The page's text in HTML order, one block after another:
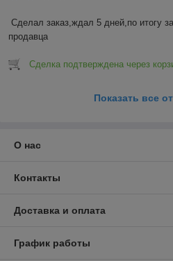
Сделал заказ,ждал 5 дней,по итогу
продавца
Сделка подтверждена через
Показать все
О нас
Контакты
Доставка и оплата
График работы